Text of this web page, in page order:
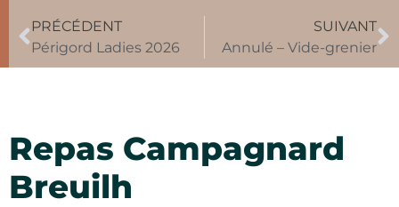
PRÉCÉDENT
Périgord Ladies 2026
SUIVANT
Annulé – Vide-grenier
Repas Campagnard
Breuilh